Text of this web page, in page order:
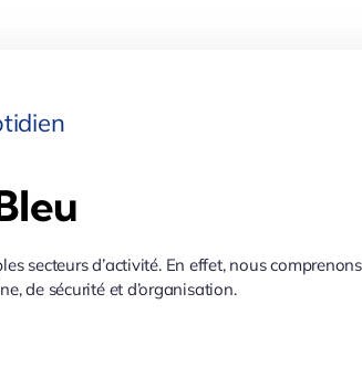
secteurs d’activité. En effet, nous comprenons
de sécurité et d’organisation.